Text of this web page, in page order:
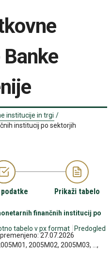
institucije in trgi /
institucij po sektorjih
podatke Prikaži tabelo
finančnih institucij po
tabelo v px format
Predogled
27.07.2026
2005M02, 2005M03, ...,